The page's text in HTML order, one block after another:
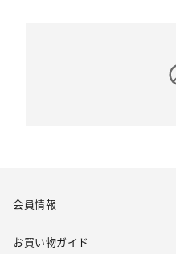
会員情報
お買い物ガイド